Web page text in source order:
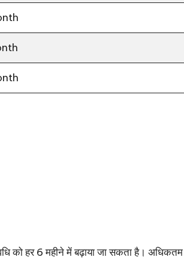
को हर 6 महीने में बढ़ाया जा सकता है।